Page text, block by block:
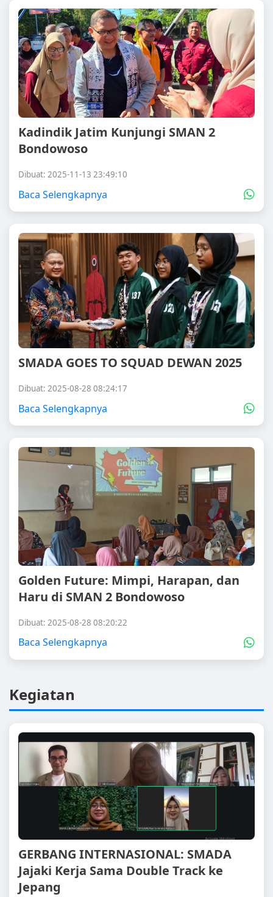
Kadindik Jatim Kunjungi SMAN 2
Bondowoso
Dibuat: 2025-11-13 23:49:10
Baca Selengkapnya
SMADA GOES TO SQUAD DEWAN 2025
Dibuat: 2025-08-28 08:24:17
Baca Selengkapnya
Golden Future: Mimpi, Harapan, dan
Haru di SMAN 2 Bondowoso
Dibuat: 2025-08-28 08:20:22
Baca Selengkapnya
Kegiatan
GERBANG INTERNASIONAL: SMADA
Jajaki Kerja Sama Double Track ke
Jepang